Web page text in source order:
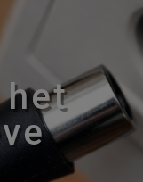
het